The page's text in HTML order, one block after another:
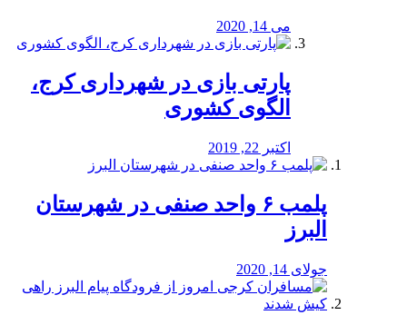
می 14, 2020
پارتی بازی در شهرداری کرج،
الگوی کشوری
اکتبر 22, 2019
پلمب ۶ واحد صنفی در شهرستان
البرز
جولای 14, 2020